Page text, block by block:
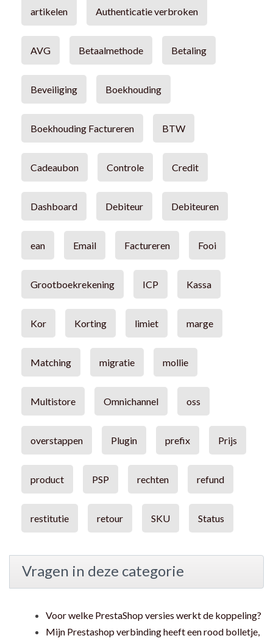
artikelen Authenticatie verbroken
AVG Betaalmethode Betaling
Beveiliging Boekhouding
Boekhouding Factureren BTW
Cadeaubon Controle Credit
Dashboard Debiteur Debiteuren
ean Email Factureren Fooi
Grootboekrekening ICP Kassa
Kor Korting limiet marge
Matching migratie mollie
Multistore Omnichannel oss
overstappen Plugin prefix Prijs
product PSP rechten refund
restitutie retour SKU Status
Vragen in deze categorie
Voor welke PrestaShop versies werkt de koppeling?
Mijn Prestashop verbinding heeft een rood bolletje,